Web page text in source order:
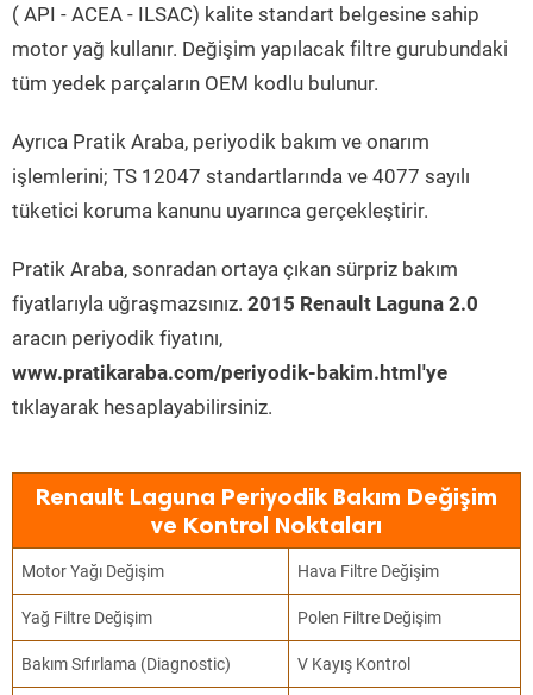
( API - ACEA - ILSAC) kalite standart belgesine sahip
motor yağ kullanır. Değişim yapılacak filtre gurubundaki
tüm yedek parçaların OEM kodlu bulunur.
Ayrıca Pratik Araba, periyodik bakım ve onarım
işlemlerini; TS 12047 standartlarında ve 4077 sayılı
tüketici koruma kanunu uyarınca gerçekleştirir.
Pratik Araba, sonradan ortaya çıkan sürpriz bakım
fiyatlarıyla uğraşmazsınız. 2015 Renault Laguna 2.0
aracın periyodik fiyatını,
www.pratikaraba.com/periyodik-bakim.html'ye
tıklayarak hesaplayabilirsiniz.
Renault Laguna Periyodik Bakım Değişim
ve Kontrol Noktaları
Motor Yağı Değişim Hava Filtre Değişim
Yağ Filtre Değişim Polen Filtre Değişim
Bakım Sıfırlama (Diagnostic) V Kayış Kontrol